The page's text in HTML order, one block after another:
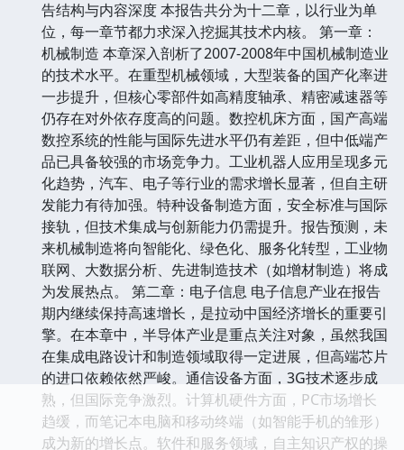
告结构与内容深度 本报告共分为十二章，以行业为单
位，每一章节都力求深入挖掘其技术内核。 第一章：
机械制造 本章深入剖析了2007-2008年中国机械制造业
的技术水平。在重型机械领域，大型装备的国产化率进
一步提升，但核心零部件如高精度轴承、精密减速器等
仍存在对外依存度高的问题。数控机床方面，国产高端
数控系统的性能与国际先进水平仍有差距，但中低端产
品已具备较强的市场竞争力。工业机器人应用呈现多元
化趋势，汽车、电子等行业的需求增长显著，但自主研
发能力有待加强。特种设备制造方面，安全标准与国际
接轨，但技术集成与创新能力仍需提升。报告预测，未
来机械制造将向智能化、绿色化、服务化转型，工业物
联网、大数据分析、先进制造技术（如增材制造）将成
为发展热点。 第二章：电子信息 电子信息产业在报告
期内继续保持高速增长，是拉动中国经济增长的重要引
擎。在本章中，半导体产业是重点关注对象，虽然我国
在集成电路设计和制造领域取得一定进展，但高端芯片
的进口依赖依然严峻。通信设备方面，3G技术逐步成
熟，但国际竞争激烈。计算机硬件方面，PC市场增长
趋缓，而笔记本电脑和移动终端（如智能手机的雏形）
成为新的增长点。软件和服务领域，自主知识产权的操